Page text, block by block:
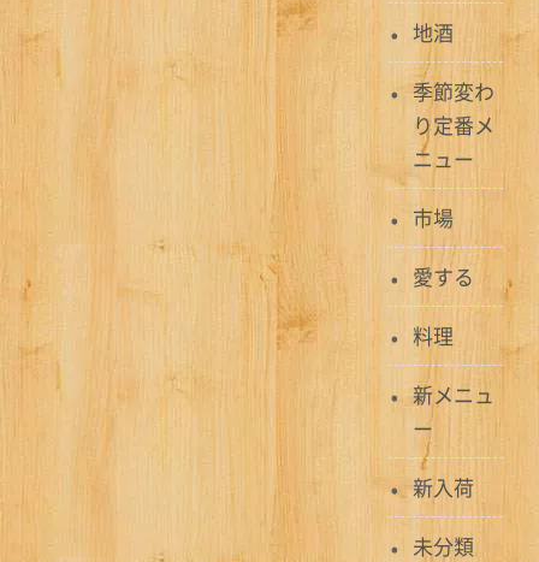
ビ
ゲ
ン
地酒
季節変わ
り定番メ
ニュー
市場
愛する
料理
新メニュ
ー
新入荷
未分類